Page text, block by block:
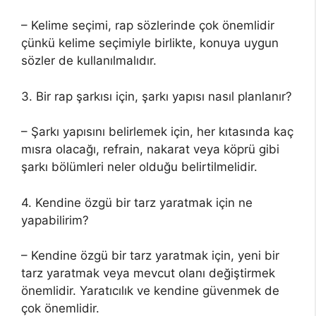
– Kelime seçimi, rap sözlerinde çok önemlidir
çünkü kelime seçimiyle birlikte, konuya uygun
sözler de kullanılmalıdır.
3. Bir rap şarkısı için, şarkı yapısı nasıl planlanır?
– Şarkı yapısını belirlemek için, her kıtasında kaç
mısra olacağı, refrain, nakarat veya köprü gibi
şarkı bölümleri neler olduğu belirtilmelidir.
4. Kendine özgü bir tarz yaratmak için ne
yapabilirim?
– Kendine özgü bir tarz yaratmak için, yeni bir
tarz yaratmak veya mevcut olanı değiştirmek
önemlidir. Yaratıcılık ve kendine güvenmek de
çok önemlidir.